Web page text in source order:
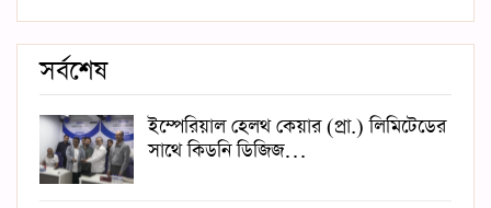
সর্বশেষ
ইম্পেরিয়াল হেলথ কেয়ার (প্রা.) লিমিটেডের
সাথে কিডনি ডিজিজ…